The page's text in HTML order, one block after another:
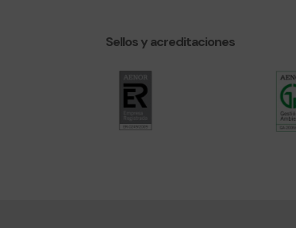
Sellos y acreditaciones